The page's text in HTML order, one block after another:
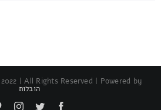
| All Rights Reserved | Powered by
הובלות
Facebook
Twitter